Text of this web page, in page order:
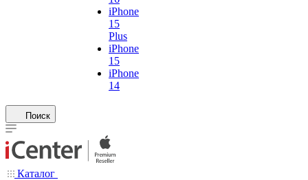
iPhone
15
Plus
iPhone
15
iPhone
14
Поиск
Каталог